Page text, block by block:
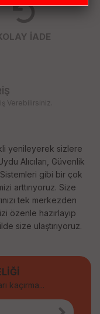
İADE
Verebilirsiniz.
yenileyerek sizlere
Alıcıları, Güvenlik
gibi bir çok
arttırıyoruz. Size
tek merkezden
özenle hazırlayıp
size ulaştırıyoruz.
kaçırma...